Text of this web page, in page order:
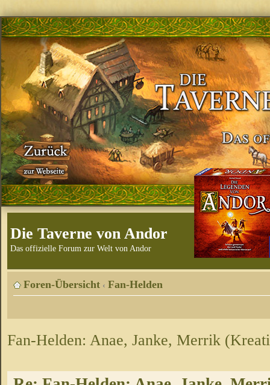
Die Taverne von Andor
Das offizielle Forum zur Welt von Andor
Foren-Übersicht ‹ Fan-Helden
Fan-Helden: Anae, Janke, Merrik